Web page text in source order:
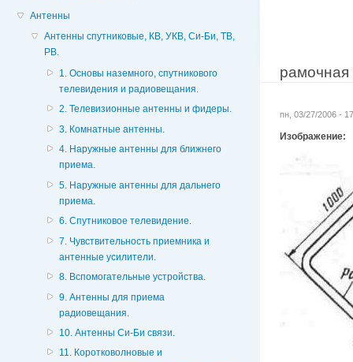
Антенны
Антенны спутниковые, КВ, УКВ, Си-Би, ТВ,
РВ.
1. Основы наземного, спутникового
телевидения и радиовещания.
2. Телевизионные антенны и фидеры.
3. Комнатные антенны.
4. Наружные антенны для ближнего
приема.
5. Наружные антенны для дальнего
приема.
6. Спутниковое телевидение.
7. Чувствительность приемника и
антенные усилители.
8. Вспомогательные устройства.
9. Антенны для приема
радиовещания.
10. Антенны Си-Би связи.
11. Коротковолновые и
рамочная
пн, 03/27/2006 -
Изображение: